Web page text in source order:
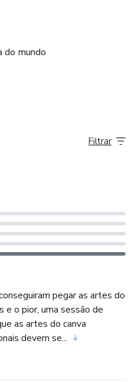
do mundo
Filtrar
pegar as artes do
e o pior, uma sessão de
as artes do canva
devem se...